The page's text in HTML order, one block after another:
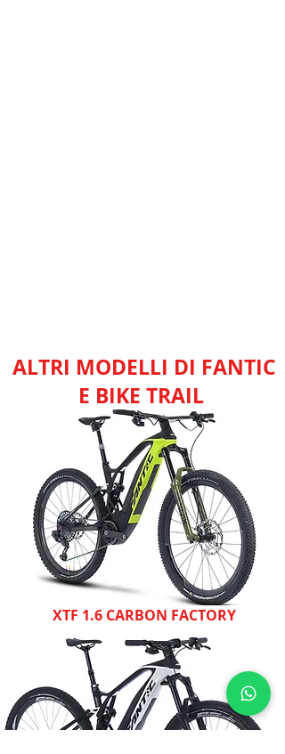
ALTRI MODELLI DI FANTIC
E BIKE TRAIL
XTF 1.6 CARBON FACTORY